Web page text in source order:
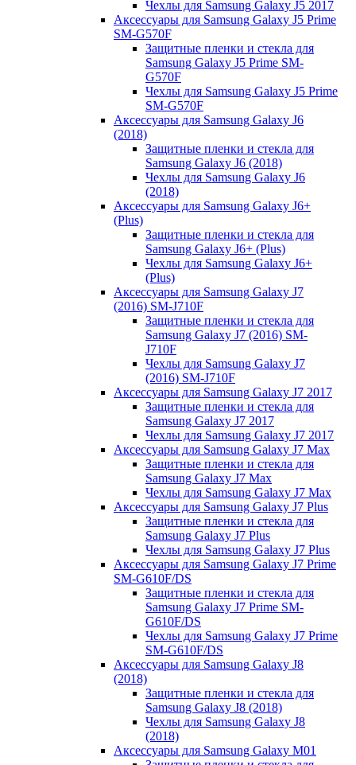
Чехлы для Samsung Galaxy J5 2017
Аксессуары для Samsung Galaxy J5 Prime
SM-G570F
Защитные пленки и стекла для
Samsung Galaxy J5 Prime SM-
G570F
Чехлы для Samsung Galaxy J5 Prime
SM-G570F
Аксессуары для Samsung Galaxy J6
(2018)
Защитные пленки и стекла для
Samsung Galaxy J6 (2018)
Чехлы для Samsung Galaxy J6
(2018)
Аксессуары для Samsung Galaxy J6+
(Plus)
Защитные пленки и стекла для
Samsung Galaxy J6+ (Plus)
Чехлы для Samsung Galaxy J6+
(Plus)
Аксессуары для Samsung Galaxy J7
(2016) SM-J710F
Защитные пленки и стекла для
Samsung Galaxy J7 (2016) SM-
J710F
Чехлы для Samsung Galaxy J7
(2016) SM-J710F
Аксессуары для Samsung Galaxy J7 2017
Защитные пленки и стекла для
Samsung Galaxy J7 2017
Чехлы для Samsung Galaxy J7 2017
Аксессуары для Samsung Galaxy J7 Max
Защитные пленки и стекла для
Samsung Galaxy J7 Max
Чехлы для Samsung Galaxy J7 Max
Аксессуары для Samsung Galaxy J7 Plus
Защитные пленки и стекла для
Samsung Galaxy J7 Plus
Чехлы для Samsung Galaxy J7 Plus
Аксессуары для Samsung Galaxy J7 Prime
SM-G610F/DS
Защитные пленки и стекла для
Samsung Galaxy J7 Prime SM-
G610F/DS
Чехлы для Samsung Galaxy J7 Prime
SM-G610F/DS
Аксессуары для Samsung Galaxy J8
(2018)
Защитные пленки и стекла для
Samsung Galaxy J8 (2018)
Чехлы для Samsung Galaxy J8
(2018)
Аксессуары для Samsung Galaxy M01